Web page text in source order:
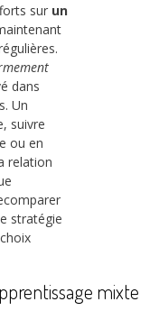
sur un
dans
Un
suivre
ou en
relation
stratégie
mixte